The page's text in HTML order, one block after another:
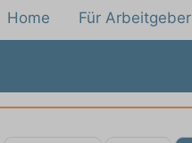
Home Für Arbeitgeber